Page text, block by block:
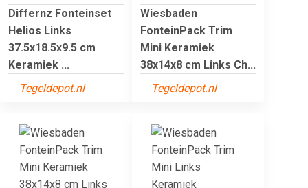
Differnz Fonteinset
Helios Links
37.5x18.5x9.5 cm
Keramiek ...
Tegeldepot.nl
Wiesbaden
FonteinPack Trim
Mini Keramiek
38x14x8 cm Links Ch...
Tegeldepot.nl